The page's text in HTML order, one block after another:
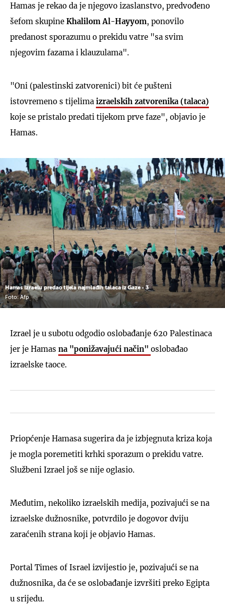
Hamas je rekao da je njegovo izaslanstvo, predvođeno
šefom skupine Khalilom Al-Hayyom, ponovilo
predanost sporazumu o prekidu vatre "sa svim
njegovim fazama i klauzulama".
"Oni (palestinski zatvorenici) bit će pušteni
istovremeno s tijelima izraelskih zatvorenika (talaca)
koje se pristalo predati tijekom prve faze", objavio je
Hamas.
Hamas Izraelu predao tijela najmlađih talaca iz Gaze - 3
Foto: Afp
Izrael je u subotu odgodio oslobađanje 620 Palestinaca
jer je Hamas na "ponižavajući način" oslobađao
izraelske taoce.
Priopćenje Hamasa sugerira da je izbjegnuta kriza koja
je mogla poremetiti krhki sporazum o prekidu vatre.
Službeni Izrael još se nije oglasio.
Međutim, nekoliko izraelskih medija, pozivajući se na
izraelske dužnosnike, potvrdilo je dogovor dviju
zaraćenih strana koji je objavio Hamas.
Portal Times of Israel izvijestio je, pozivajući se na
dužnosnika, da će se oslobađanje izvršiti preko Egipta
u srijedu.